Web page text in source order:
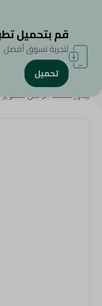
الرئيسية/
Sauces
/
بيدور صلصه الرانش سكويز -
قم بتحميل
لتجربة تسوق أفضل
تحميل